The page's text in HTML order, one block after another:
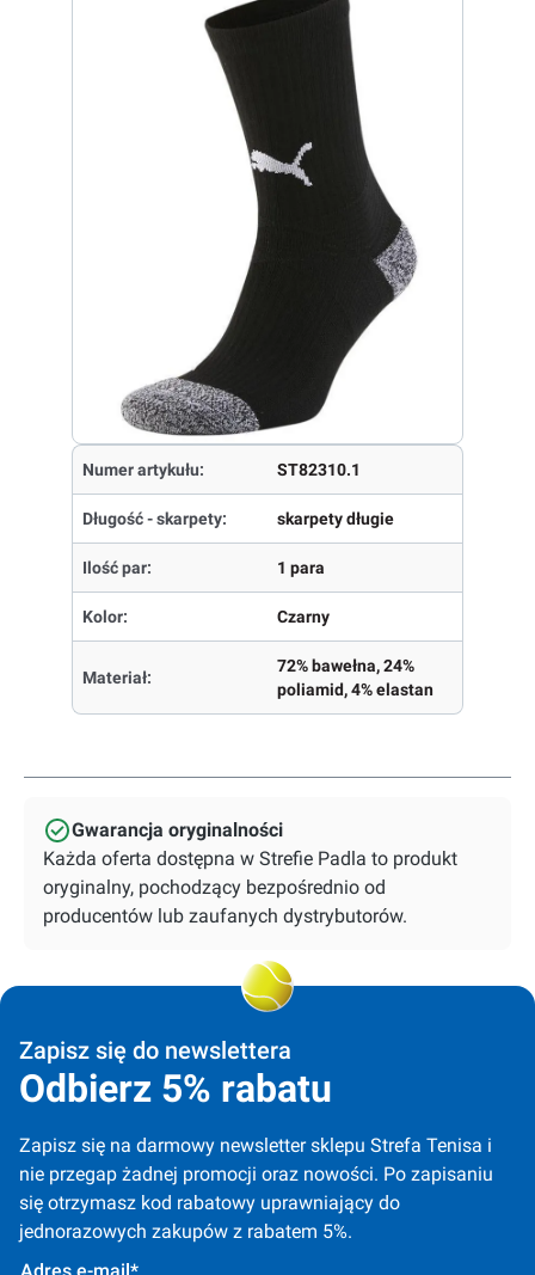
Numer artykułu: ST82310.1
Długość - skarpety: skarpety długie
Ilość par: 1 para
Kolor: Czarny
Materiał:
72% bawełna, 24%
poliamid, 4% elastan
Gwarancja oryginalności
Każda oferta dostępna w Strefie Padla to produkt
oryginalny, pochodzący bezpośrednio od
producentów lub zaufanych dystrybutorów.
Zapisz się do newslettera
Odbierz 5% rabatu
Zapisz się na darmowy newsletter sklepu Strefa Tenisa i
nie przegap żadnej promocji oraz nowości. Po zapisaniu
się otrzymasz kod rabatowy uprawniający do
jednorazowych zakupów z rabatem 5%.